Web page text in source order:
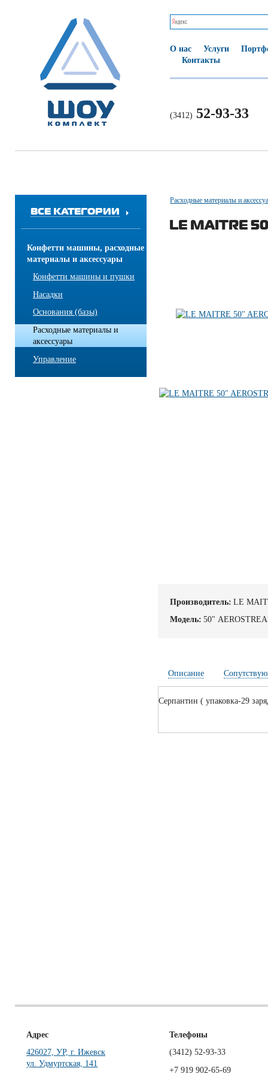
О нас Услуги
Контакты
(3412) 52-93-33
ВСЕ КАТЕГОРИИ
Конфетти машины, расходные
материалы и аксессуары
Конфетти машины и пушки
Насадки
Основания (базы)
Расходные материалы и
аксессуары
Управление
Расходные материалы и
LE MAITRE
Производитель: LE
Модель: 50"
Описание
Cерпантин ( упаковка-29
Адрес
426027, УР, г. Ижевск
ул. Удмуртская, 141
Телефоны
(3412) 52-93-33
+7 919 902-65-69